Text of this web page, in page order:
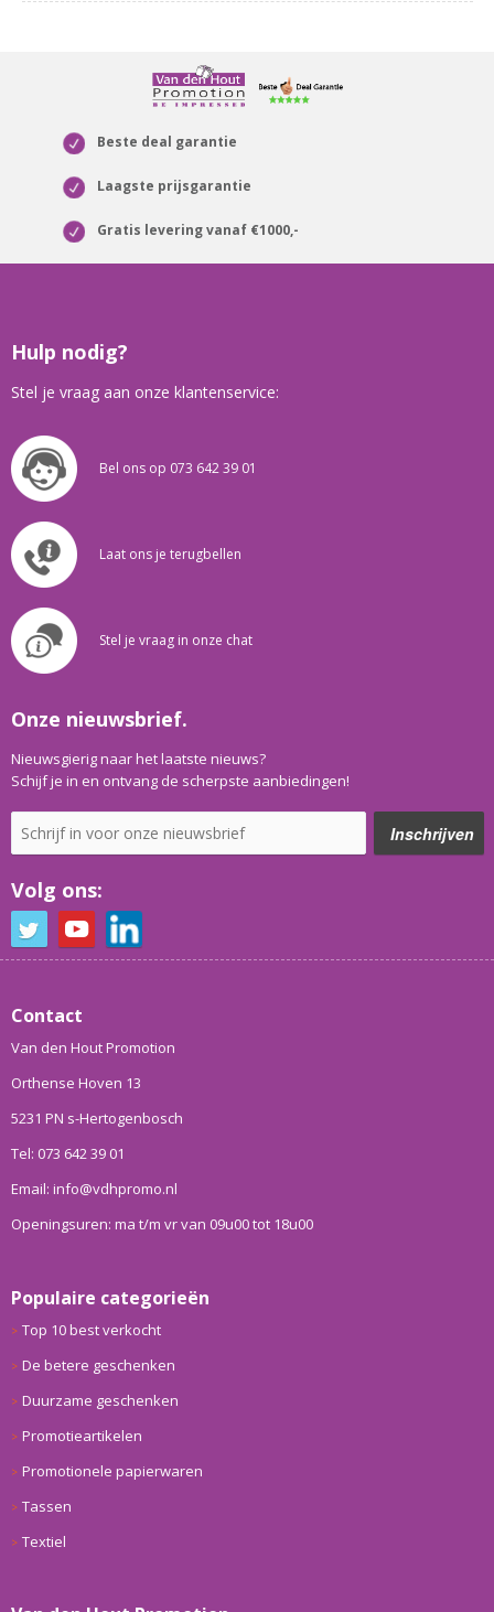
Beste deal garantie
Laagste prijsgarantie
Gratis levering vanaf €1000,-
Hulp nodig?
Stel je vraag aan onze klantenservice:
Bel ons op 073 642 39 01
Laat ons je terugbellen
Stel je vraag in onze chat
Onze nieuwsbrief.
Nieuwsgierig naar het laatste nieuws?
Schijf je in en ontvang de scherpste aanbiedingen!
Volg ons:
Contact
Van den Hout Promotion
Orthense Hoven 13
5231 PN s-Hertogenbosch
Tel: 073 642 39 01
Email: info@vdhpromo.nl
Openingsuren: ma t/m vr van 09u00 tot 18u00
Populaire categorieën
Top 10 best verkocht
De betere geschenken
Duurzame geschenken
Promotieartikelen
Promotionele papierwaren
Tassen
Textiel